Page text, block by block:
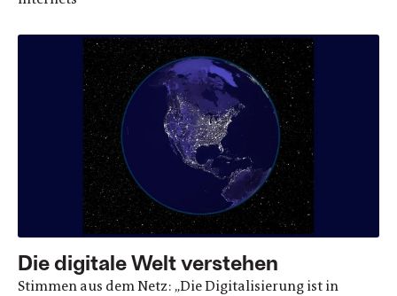
Die digitale Welt verstehen
Stimmen aus dem Netz: „Die Digitalisierung ist in